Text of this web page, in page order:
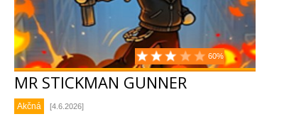
60%
MR STICKMAN GUNNER
Akčná [4.6.2026]